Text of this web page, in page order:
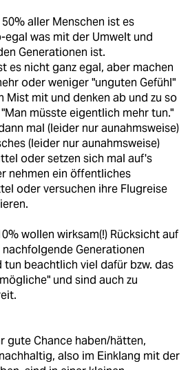
aller Menschen ist es
egal was mit der Umwelt und
Generationen ist.
es nicht ganz egal, aber machen
oder weniger "unguten Gefühl"
Mist mit und denken ab und zu so
müsste eigentlich mehr tun."
mal (leider nur aunahmsweise)
(leider nur aunahmsweise)
oder setzen sich mal auf's
nehmen ein öffentliches
oder versuchen ihre Flugreise
wollen wirksam(!) Rücksicht auf
Generationen
tun beachtlich viel dafür bzw. das
und sind auch zu
gute Chance haben/hätten,
also im Einklang mit der